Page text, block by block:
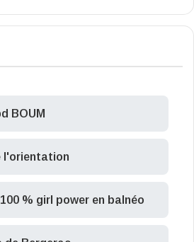
BOUM
l'orientation
% girl power en balnéo